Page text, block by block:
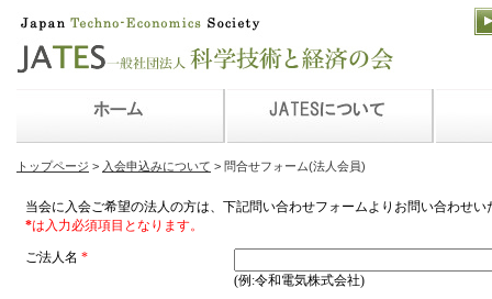
トップページ > 入会申込みについて > 問合せフォーム(法人会員)